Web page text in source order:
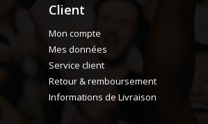
Client
Mon compte
Mes données
Service client
Retour & remboursement
Informations de Livraison